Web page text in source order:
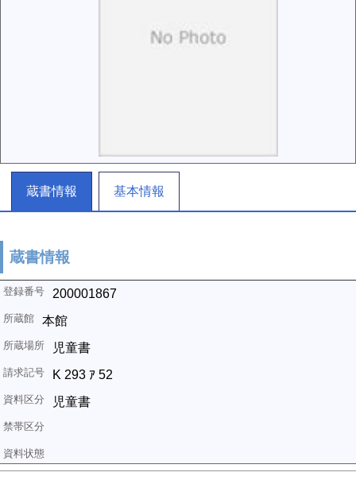
蔵書情報 基本情報
蔵書情報
200001867
本館
児童書
K 293 ｱ 52
児童書